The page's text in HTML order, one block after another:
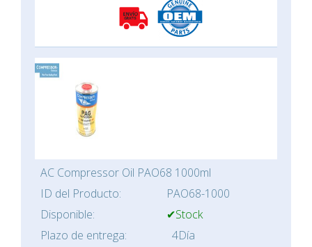
AC Compressor Oil PAO68 1000ml
ID del Producto:
PAO68-1000
Disponible:
✔Stock
Plazo de entrega:
4Día